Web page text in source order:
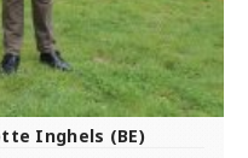
Inghels (BE)